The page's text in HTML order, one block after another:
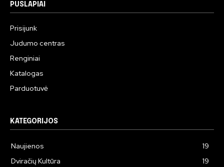
PUSLAPIAI
Prisijunk
Judumo centras
Renginiai
Katalogas
Parduotuvė
KATEGORIJOS
Naujienos
19
Dviračių Kultūra
19